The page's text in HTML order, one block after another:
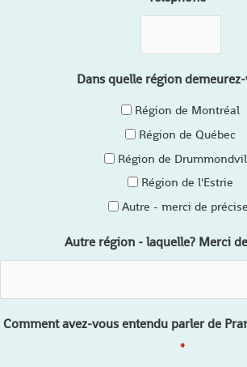
Dans quelle région
Région de Montréal
Région de Québec
Région de
Région de l'Estrie
Autre - merci de
Autre région - laquelle? Merci
*